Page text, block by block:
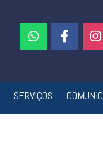
SERVIÇOS